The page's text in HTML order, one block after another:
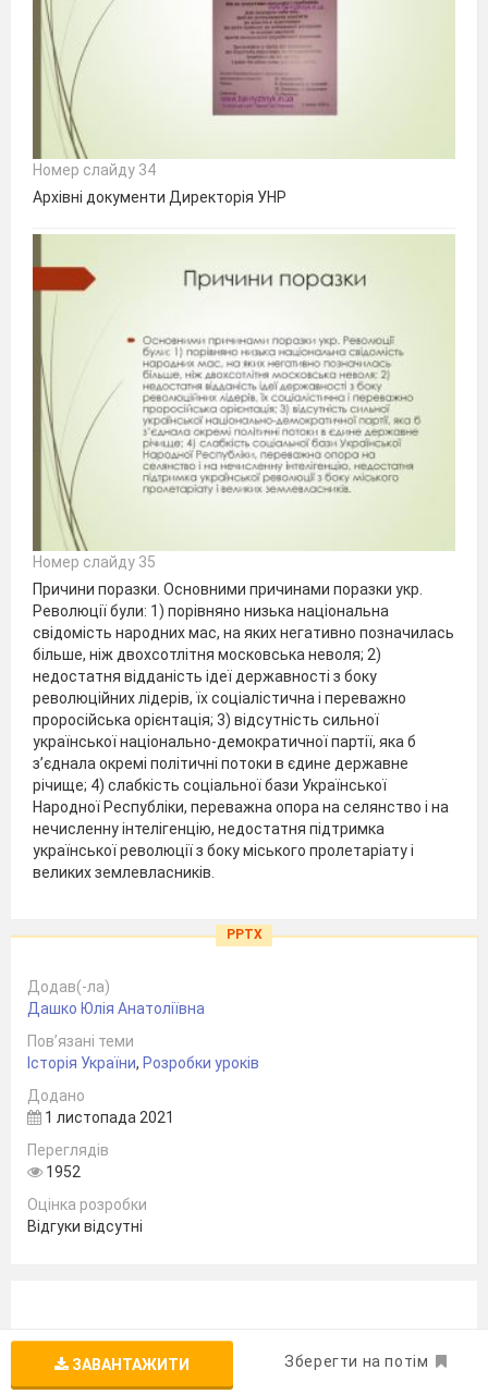
Номер слайду 34
Архівні документи Директорія УНР
Номер слайду 35
Причини поразки. Основними причинами поразки укр.
Революції були: 1) порівняно низька національна
свідомість народних мас, на яких негативно позначилась
більше, ніж двохсотлітня московська неволя; 2)
недостатня відданість ідеї державності з боку
революційних лідерів, їх соціалістична і переважно
проросійська орієнтація; 3) відсутність сильної
української національно-демократичної партії, яка б
з’єднала окремі політичні потоки в єдине державне
річище; 4) слабкість соціальної бази Української
Народної Республіки, переважна опора на селянство і на
нечисленну інтелігенцію, недостатня підтримка
української революції з боку міського пролетаріату і
великих землевласників.
PPTX
Додав(-ла)
Дашко Юлія Анатоліївна
Пов’язані теми
Історія України, Розробки уроків
Додано
1 листопада 2021
Переглядів
1952
Оцінка розробки
Відгуки відсутні
ЗАВАНТАЖИТИ Зберегти на потім